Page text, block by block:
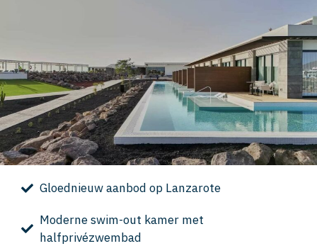
Gloednieuw aanbod op Lanzarote
Moderne swim-out kamer met
halfprivézwembad